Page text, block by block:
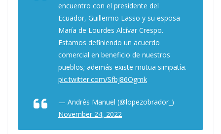
encuentro con el presidente del
Ecuador, Guillermo Lasso y su esposa
María de Lourdes Alcívar Crespo.
Estamos definiendo un acuerdo
comercial en beneficio de nuestros
pueblos; además existe mutua simpatía.
pic.twitter.com/Sfbj86Ogmk
— Andrés Manuel (@lopezobrador_)
November 24, 2022